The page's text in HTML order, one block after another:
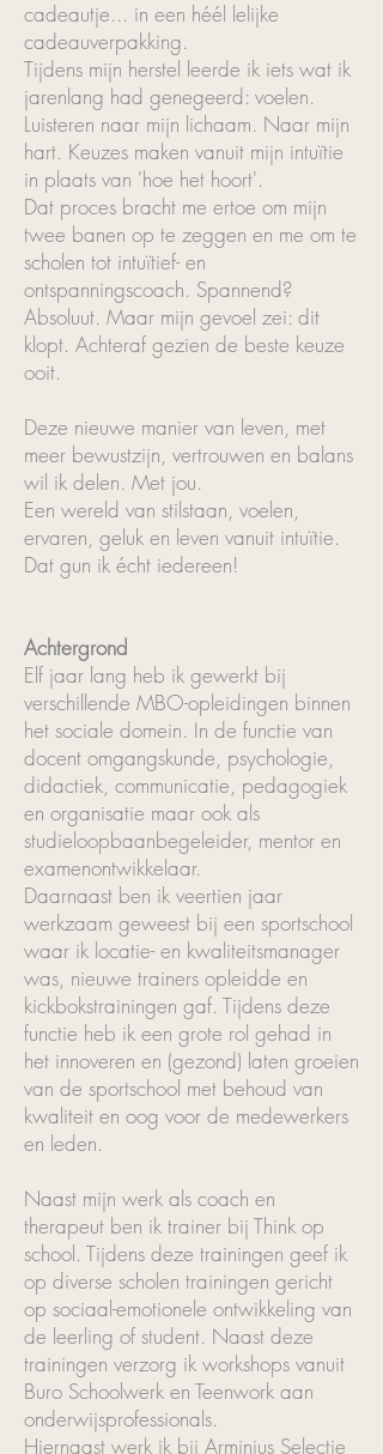
cadeautje... in een héél lelijke
cadeauverpakking.
Tijdens mijn herstel leerde ik iets wat ik
jarenlang had genegeerd: voelen.
Luisteren naar mijn lichaam. Naar mijn
hart. Keuzes maken vanuit mijn intuïtie
in plaats van 'hoe het hoort'.
Dat proces bracht me ertoe om mijn
twee banen op te zeggen en me om te
scholen tot intuïtief- en
ontspanningscoach. Spannend?
Absoluut. Maar mijn gevoel zei: dit
klopt. Achteraf gezien de beste keuze
ooit.
Deze nieuwe manier van leven, met
meer bewustzijn, vertrouwen en balans
wil ik delen. Met jou.
Een wereld van stilstaan, voelen,
ervaren, geluk en leven vanuit intuïtie.
Dat gun ik écht iedereen!
Achtergrond
Elf jaar lang heb ik gewerkt bij
verschillende MBO-opleidingen binnen
het sociale domein. In de functie van
docent omgangskunde, psychologie,
didactiek, communicatie, pedagogiek
en organisatie maar ook als
studieloopbaanbegeleider, mentor en
examenontwikkelaar.
Daarnaast ben ik veertien jaar
werkzaam geweest bij een sportschool
waar ik locatie- en kwaliteitsmanager
was, nieuwe trainers opleidde en
kickbokstrainingen gaf. Tijdens deze
functie heb ik een grote rol gehad in
het innoveren en (gezond) laten groeien
van de sportschool met behoud van
kwaliteit en oog voor de medewerkers
en leden.
Naast mijn werk als coach en
therapeut ben ik trainer bij Think op
school. Tijdens deze trainingen geef ik
op diverse scholen trainingen gericht
op sociaal-emotionele ontwikkeling van
de leerling of student. Naast deze
trainingen verzorg ik workshops vanuit
Buro Schoolwerk en Teenwork aan
onderwijsprofessionals.
Hiernaast werk ik bij Arminius Selectie